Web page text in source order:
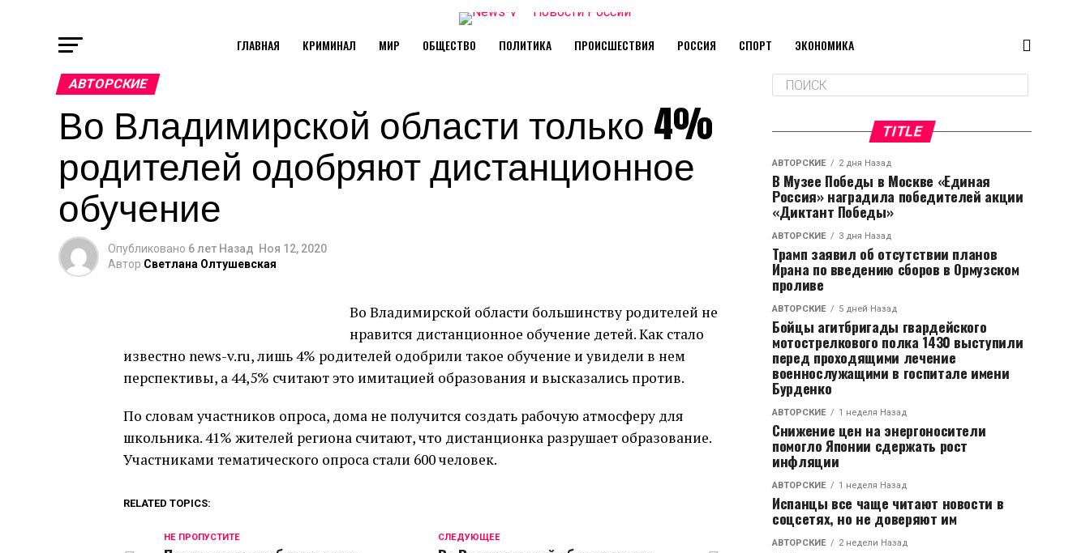
ГЛАВНАЯ КРИМИНАЛ МИР ОБЩЕСТВО ПОЛИТИКА ПРОИСШЕСТВИЯ РОССИЯ СПОРТ ЭКОНОМИКА
АВТОРСКИЕ
Во Владимирской области только 4%
родителей одобряют дистанционное
обучение
Опубликовано 6 лет Назад Ноя 12, 2020
Автор Светлана Олтушевская
Во Владимирской области большинству родителей не
нравится дистанционное обучение детей. Как стало
известно news-v.ru, лишь 4% родителей одобрили такое обучение и увидели в нем
перспективы, а 44,5% считают это имитацией образования и высказались против.
По словам участников опроса, дома не получится создать рабочую атмосферу для
школьника. 41% жителей региона считают, что дистанционка разрушает образование.
Участниками тематического опроса стали 600 человек.
RELATED TOPICS:
CЛЕДУЮЩЕЕ
НЕ ПРОПУСТИТЕ
TITLE
АВТОРСКИЕ 2 дня Назад
В Музее Победы в Москве «Единая
Россия» наградила победителей акции
«Диктант Победы»
АВТОРСКИЕ 3 дня Назад
Трамп заявил об отсутствии планов
Ирана по введению сборов в Ормузском
проливе
АВТОРСКИЕ 5 дней Назад
Бойцы агитбригады гвардейского
мотострелкового полка 1430 выступили
перед проходящими лечение
военнослужащими в госпитале имени
Бурденко
АВТОРСКИЕ 1 неделя Назад
Снижение цен на энергоносители
помогло Японии сдержать рост
инфляции
АВТОРСКИЕ 1 неделя Назад
Испанцы все чаще читают новости в
соцсетях, но не доверяют им
АВТОРСКИЕ 2 недели Назад